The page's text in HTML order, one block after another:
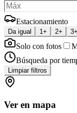
Estacionamiento
Da igual 1+ 2+ 3+
Solo con fotos
Búsqueda por
Limpiar filtros
Ver en mapa